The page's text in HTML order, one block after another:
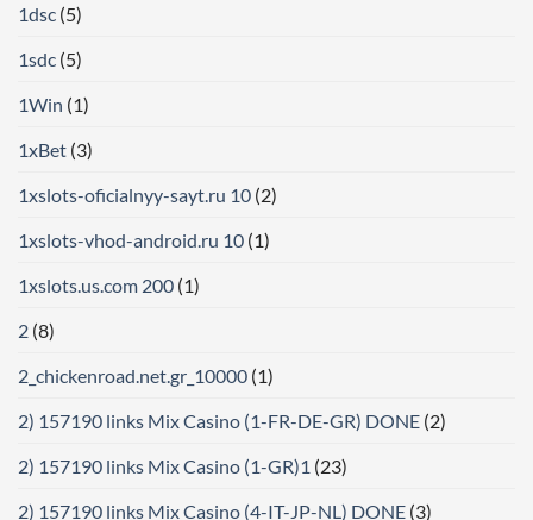
1dsc (5)
1sdc (5)
1Win (1)
1xBet (3)
1xslots-oficialnyy-sayt.ru 10 (2)
1xslots-vhod-android.ru 10 (1)
1xslots.us.com 200 (1)
2 (8)
2_chickenroad.net.gr_10000 (1)
2) 157190 links Mix Casino (1-FR-DE-GR) DONE (2)
2) 157190 links Mix Casino (1-GR)1 (23)
2) 157190 links Mix Casino (4-IT-JP-NL) DONE (3)